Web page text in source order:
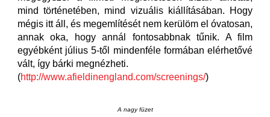
mind történetében, mind vizuális kiállításában. Hogy
mégis itt áll, és megemlítését nem kerülöm el óvatosan,
annak oka, hogy annál fontosabbnak tűnik. A film
egyébként július 5-től mindenféle formában elérhetővé
vált, így bárki megnézheti.
(http://www.afieldinengland.com/screenings/)
A nagy füzet